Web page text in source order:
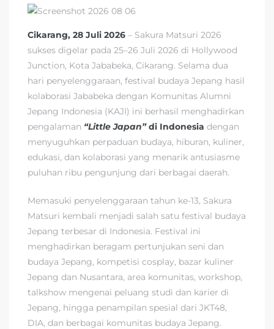
Cikarang, 28 Juli 2026 – Sakura Matsuri 2026
sukses digelar pada 25–26 Juli 2026 di Hollywood
Junction, Kota Jababeka, Cikarang. Selama dua
hari penyelenggaraan, festival budaya Jepang hasil
kolaborasi Jababeka dengan Komunitas Alumni
Jepang Indonesia (KAJI) ini berhasil menghadirkan
pengalaman “Little Japan”di Indonesia dengan
menyuguhkan perpaduan budaya, hiburan, kuliner,
edukasi, dan kolaborasi yang menarik antusiasme
puluhan ribu pengunjung dari berbagai daerah.
Memasuki penyelenggaraan tahun ke-13, Sakura
Matsuri kembali menjadi salah satu festival budaya
Jepang terbesar di Indonesia. Festival ini
menghadirkan beragam pertunjukan seni dan
budaya Jepang, kompetisi cosplay, bazar kuliner
Jepang dan Nusantara, area komunitas, workshop,
talkshow mengenai peluang studi dan karier di
Jepang, hingga penampilan spesial dari JKT48,
DIA, dan berbagai komunitas budaya Jepang.